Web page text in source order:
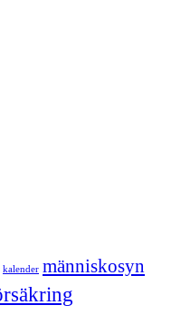
kalender människosyn